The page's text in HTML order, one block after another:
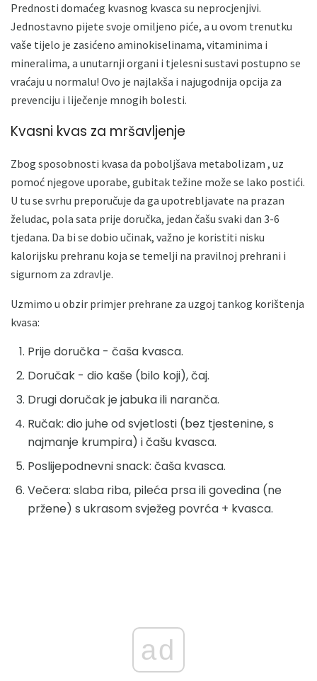
Prednosti domaćeg kvasnog kvasca su neprocjenjivi.
Jednostavno pijete svoje omiljeno piće, a u ovom trenutku
vaše tijelo je zasićeno aminokiselinama, vitaminima i
mineralima, a unutarnji organi i tjelesni sustavi postupno se
vraćaju u normalu! Ovo je najlakša i najugodnija opcija za
prevenciju i liječenje mnogih bolesti.
Kvasni kvas za mršavljenje
Zbog sposobnosti kvasa da poboljšava metabolizam , uz
pomoć njegove uporabe, gubitak težine može se lako postići.
U tu se svrhu preporučuje da ga upotrebljavate na prazan
želudac, pola sata prije doručka, jedan čašu svaki dan 3-6
tjedana. Da bi se dobio učinak, važno je koristiti nisku
kalorijsku prehranu koja se temelji na pravilnoj prehrani i
sigurnom za zdravlje.
Uzmimo u obzir primjer prehrane za uzgoj tankog korištenja
kvasa:
Prije doručka - čaša kvasca.
Doručak - dio kaše (bilo koji), čaj.
Drugi doručak je jabuka ili naranča.
Ručak: dio juhe od svjetlosti (bez tjestenine, s
najmanje krumpira) i čašu kvasca.
Poslijepodnevni snack: čaša kvasca.
Večera: slaba riba, pileća prsa ili govedina (ne
pržene) s ukrasom svježeg povrća + kvasca.
ad